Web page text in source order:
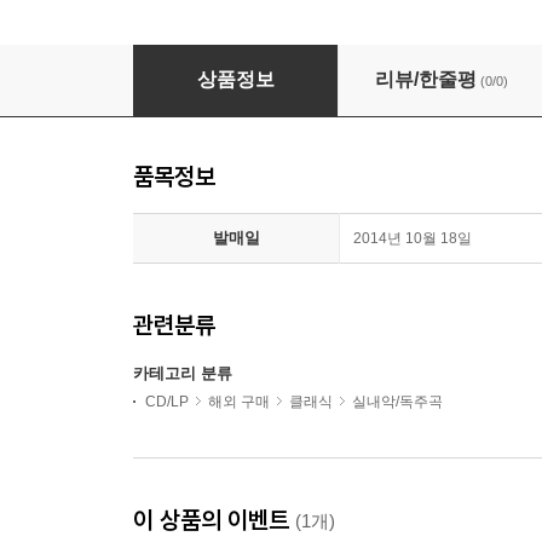
찰리 시엠 - 관현악단과 함께하는 주옥의 바이
상품정보 리뷰/한줄평 (0/0)
품목정보
발매일 2014년 10월 18일
관련분류
카테고리 분류
CD/LP 해외 구매 클래식 실내악/독주곡
이 상품의 이벤트 (1개)